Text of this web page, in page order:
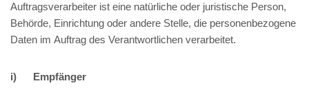
Auftragsverarbeiter ist eine natürliche oder juristische Person,
Behörde, Einrichtung oder andere Stelle, die personenbezogene
Daten im Auftrag des Verantwortlichen verarbeitet.
i) Empfänger